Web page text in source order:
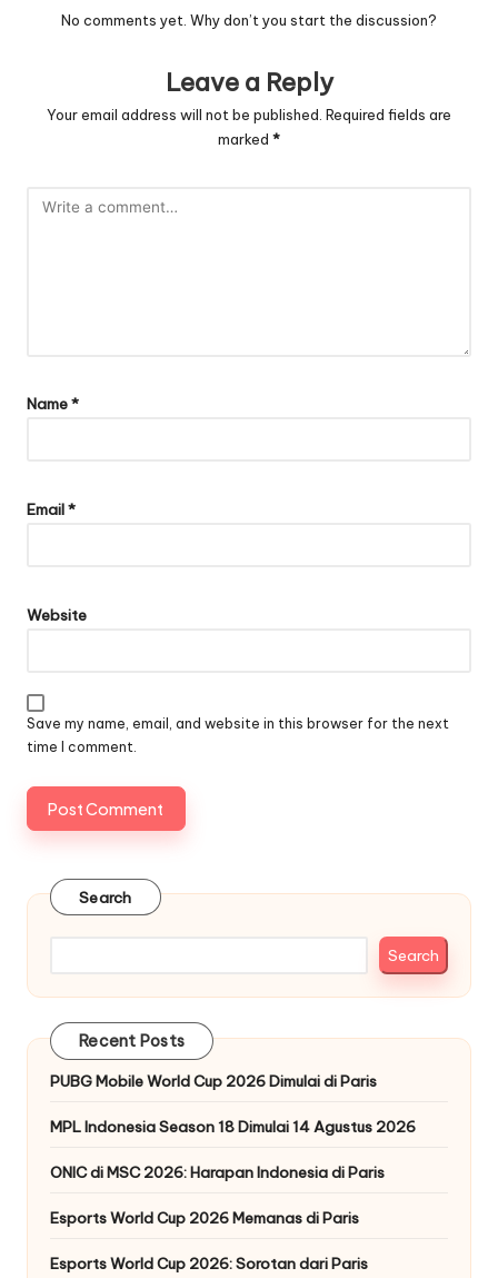
No comments yet. Why don’t you start the discussion?
Leave a Reply
Your email address will not be published. Required fields are
marked *
Name*
Email*
Website
Save my name, email, and website in this browser for the next
time I comment.
Search
Search
Recent Posts
PUBG Mobile World Cup 2026 Dimulai di Paris
MPL Indonesia Season 18 Dimulai 14 Agustus 2026
ONIC di MSC 2026: Harapan Indonesia di Paris
Esports World Cup 2026 Memanas di Paris
Esports World Cup 2026: Sorotan dari Paris